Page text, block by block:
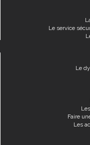
Le service
Le
Faire
Les